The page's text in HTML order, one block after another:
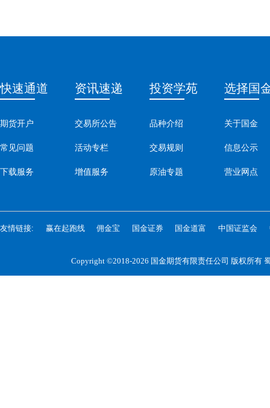
快速通道
期货开户
常见问题
下载服务
资讯速递
交易所公告
活动专栏
增值服务
投资学苑
品种介绍
交易规则
原油专题
选择国
关于国金
信息公示
营业网点
友情链接: 赢在起跑线 佣金宝 国金证券 国金道富 中国证监会
Copyright ©2018-2026 国金期货有限责任公司 版权所有